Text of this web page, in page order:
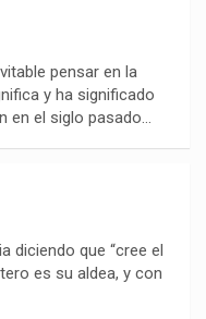
pensar en la
y ha significado
en el siglo pasado…
diciendo que “cree el
es su aldea, y con